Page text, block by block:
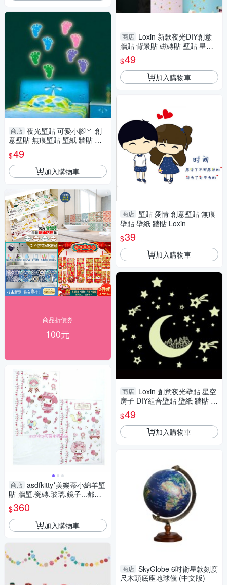
商店 夜光壁貼 可愛小腳ㄚ 創
意壁貼 無痕壁貼 壁紙 牆貼 室
內設計 裝潢 Loxin
$49
加入購物車
商品折價券
100元
商店 asdfkitty*美樂蒂小綿羊壁
貼-牆壁.瓷磚.玻璃.鏡子...都可
貼-日本正版商品
$360
加入購物車
商店 Loxin 新款夜光DIY創意
牆貼 背景貼 磁磚貼 壁貼 星際
太空
$49
加入購物車
商店 壁貼 愛情 創意壁貼 無痕
壁貼 壁紙 牆貼 Loxin
$39
加入購物車
商店 Loxin 創意夜光壁貼 星空
房子 DIY組合壁貼 壁紙 牆貼 背
景貼 夜光貼
$49
加入購物車
商店 SkyGlobe 6吋衛星款刻度
尺木頭底座地球儀 (中文版)